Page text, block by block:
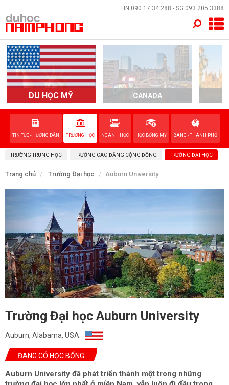
HN 090 17 34 288 - SG 093 205 3388
DU HỌC MỸ CANADA
TIN TỨC - HƯỚNG DẪN TRƯỜNG HỌC NGÀNH HỌC HỌC BỔNG MỸ BANG - THÀNH PHỐ
TRƯỜNG TRUNG HỌC TRƯỜNG CAO ĐẲNG CỘNG ĐỒNG TRƯỜNG ĐẠI HỌC
Trang chủ Trường Đại học Auburn University
Trường Đại học Auburn University
Auburn, Alabama, USA.
ĐANG CÓ HỌC BỔNG
Auburn University đã phát triển thành một trong những
×
TRANG CHỦ
QUỐC GIA
EVENTS
DỊCH VỤ
VỀ NAM PHONG